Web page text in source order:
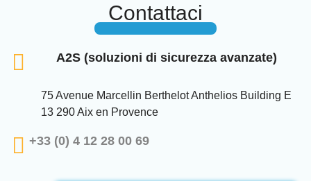
Contattaci
A2S (soluzioni di sicurezza avanzate)
75 Avenue Marcellin Berthelot Anthelios Building E
13 290 Aix en Provence
+33 (0) 4 12 28 00 69